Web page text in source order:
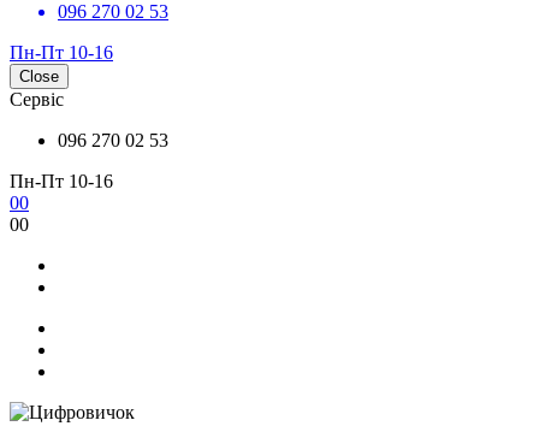
096 270 02 53
Пн-Пт 10-16
Close
Сервіс
096 270 02 53
Пн-Пт 10-16
00
00